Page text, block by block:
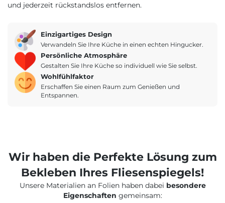
und jederzeit rückstandslos entfernen.
Einzigartiges Design
Verwandeln Sie Ihre Küche in einen echten Hingucker.
Persönliche Atmosphäre
Gestalten Sie Ihre Küche so individuell wie Sie selbst.
Wohlfühlfaktor
Erschaffen Sie einen Raum zum Genießen und
Entspannen.
Wir haben die Perfekte Lösung zum
Bekleben Ihres Fliesenspiegels!
Unsere Materialien an Folien haben dabei besondere
Eigenschaften gemeinsam: